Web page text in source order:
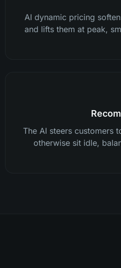
AI dynamic pricing
and lifts them at peak,
The AI steers customers
otherwise sit idle,